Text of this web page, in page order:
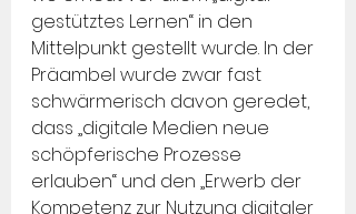
gestütztes Lernen“ in den
Mittelpunkt gestellt wurde. In der
Präambel wurde zwar fast
schwärmerisch davon geredet,
dass „digitale Medien neue
schöpferische Prozesse
erlauben“ und den „Erwerb der
Kompetenz zur Nutzung digitaler